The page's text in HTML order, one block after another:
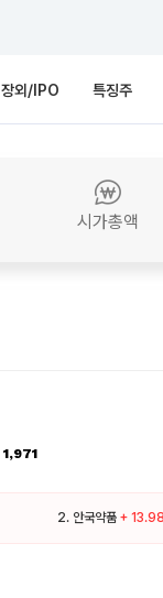
장외/IPO 특징주
시가총액
1,971
2. 안국약품 +